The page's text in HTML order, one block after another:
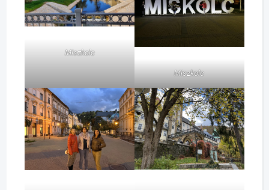
Miszkolc
Miszkolc